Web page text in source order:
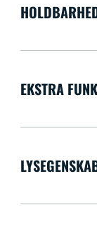
EKSTRA